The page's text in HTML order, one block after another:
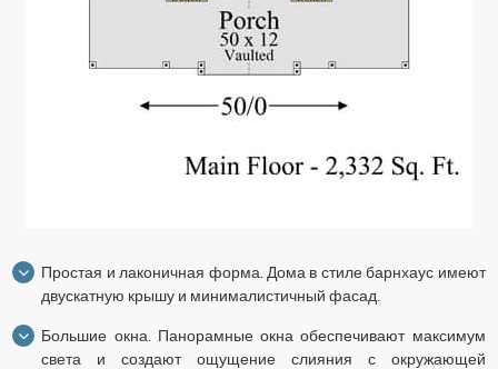
Простая и лаконичная форма. Дома в стиле барнхаус имеют
двускатную крышу и минималистичный фасад.
Большие окна. Панорамные окна обеспечивают максимум
света и создают ощущение слияния с окружающей